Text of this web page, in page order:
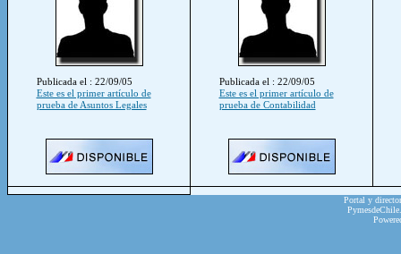
Publicada el : 22/09/05
Este es el primer artículo de
prueba de Asuntos Legales
Publicada el : 22/09/05
Este es el primer artículo de
prueba de Contabilidad
Portal y